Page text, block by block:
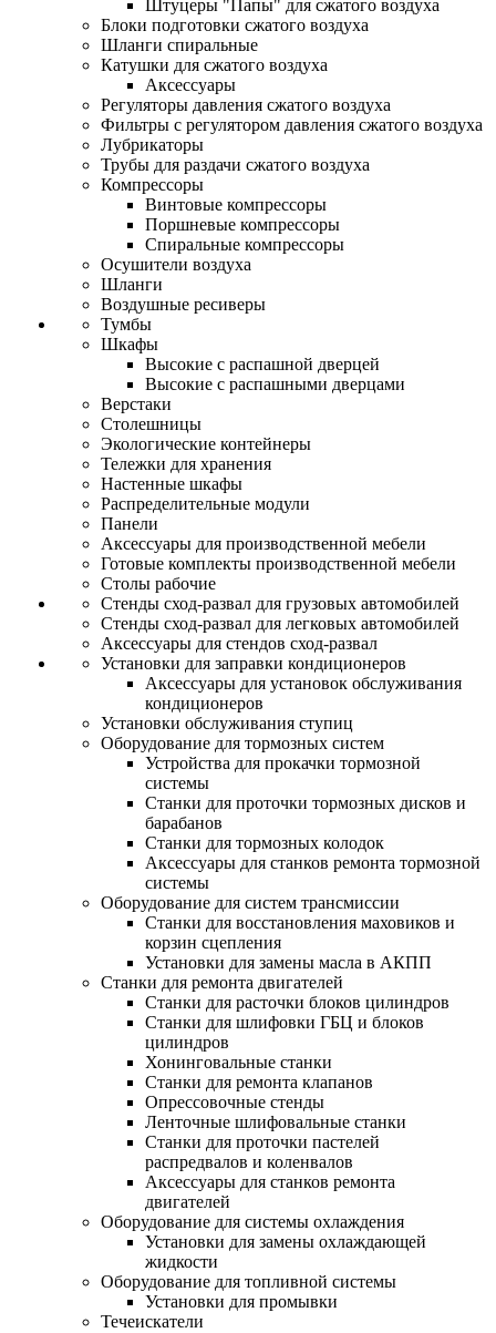
Штуцеры "Папы" для сжатого воздуха
Блоки подготовки сжатого воздуха
Шланги спиральные
Катушки для сжатого воздуха
Аксессуары
Регуляторы давления сжатого воздуха
Фильтры с регулятором давления сжатого воздуха
Лубрикаторы
Трубы для раздачи сжатого воздуха
Компрессоры
Винтовые компрессоры
Поршневые компрессоры
Спиральные компрессоры
Осушители воздуха
Шланги
Воздушные ресиверы
Тумбы
Шкафы
Высокие с распашной дверцей
Высокие с распашными дверцами
Верстаки
Столешницы
Экологические контейнеры
Тележки для хранения
Настенные шкафы
Распределительные модули
Панели
Аксессуары для производственной мебели
Готовые комплекты производственной мебели
Столы рабочие
Стенды сход-развал для грузовых автомобилей
Стенды сход-развал для легковых автомобилей
Аксессуары для стендов сход-развал
Установки для заправки кондиционеров
Аксессуары для установок обслуживания
кондиционеров
Установки обслуживания ступиц
Оборудование для тормозных систем
Устройства для прокачки тормозной
системы
Станки для проточки тормозных дисков и
барабанов
Станки для тормозных колодок
Аксессуары для станков ремонта тормозной
системы
Оборудование для систем трансмиссии
Станки для восстановления маховиков и
корзин сцепления
Установки для замены масла в АКПП
Станки для ремонта двигателей
Станки для расточки блоков цилиндров
Станки для шлифовки ГБЦ и блоков
цилиндров
Хонинговальные станки
Станки для ремонта клапанов
Опрессовочные стенды
Ленточные шлифовальные станки
Станки для проточки пастелей
распредвалов и коленвалов
Аксессуары для станков ремонта
двигателей
Оборудование для системы охлаждения
Установки для замены охлаждающей
жидкости
Оборудование для топливной системы
Установки для промывки
Течеискатели